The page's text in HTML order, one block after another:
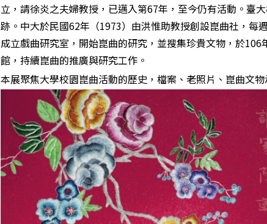
立，請徐炎之夫婦教授，已邁入第67年，至今仍有活動。臺
跡。中大於民國62年（1973）由洪惟助教授創設崑曲社，每
成立戲曲研究室，開始崑曲的研究，並搜集珍貴文物，於
館，持續崑曲的推廣與研究工作。
本展聚焦大學校園崑曲活動的歷史，檔案、老照片、崑曲文